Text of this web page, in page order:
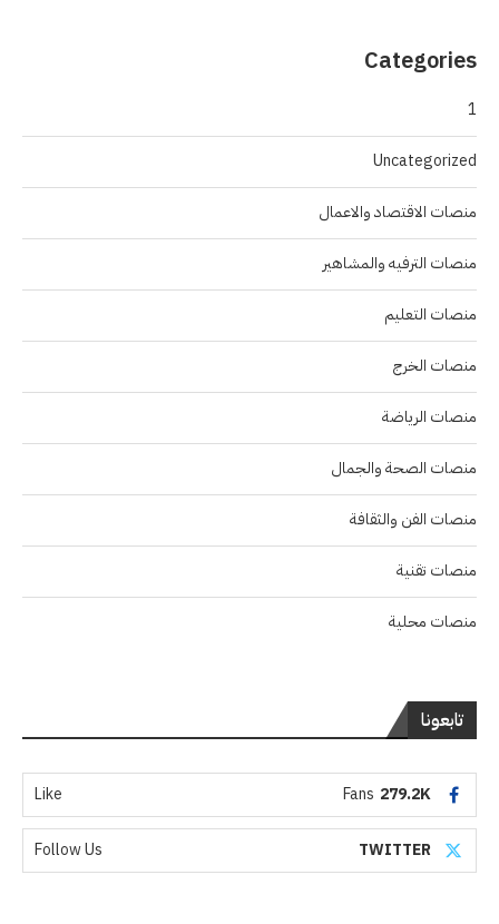
Categories
1
Uncategorized
منصات الاقتصاد والاعمال
منصات الترفيه والمشاهير
منصات التعليم
منصات الخرج
منصات الرياضة
منصات الصحة والجمال
منصات الفن والثقافة
منصات تقنية
منصات محلية
تابعونا
279.2K
Fans
Like
TWITTER
Follow Us